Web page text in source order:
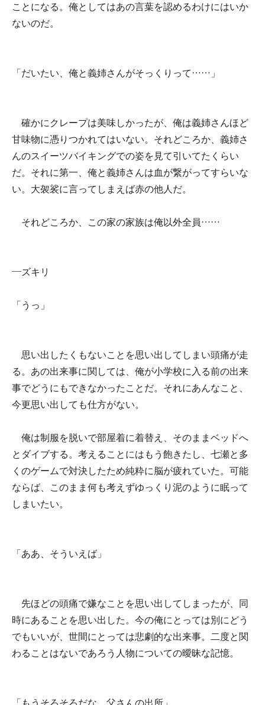
ことになる。 俺としてはあの言葉を認めるわけにはいか
ないのだ。
「だいたい、俺と義姉さんがそっくりって……」
確かにクレープは美味しかったが、俺は義姉さんほど
甘味物に憑りつかれてはいない。それどころか、義姉さ
んのスイーツバイキングでの姿を見て引いてたくらい
だ。それに第一、俺と義姉さんは血が繋がってすらいな
い。大袈裟に言ってしまえば赤の他人だ。
それどころか、この家の家族は俺以外全員……
—ズキリ
「うっ」
思い出したくもないことを思い出してしまい頭痛が走
る。あの出来事に関しては、俺が小学校に入る前の出来
事でどうにもできなかったことだ。それにあんなこと、
今更思い出しても仕方がない。
俺は制服を脱いで部屋着に着替え、そのままベッドへ
とダイブする。考えることにはもう飽きたし、七瀬と多
くのゲームで対決したため純粋に脳が疲れていた。可能
ならば、このまま何も考えずゆっくり泥のように眠って
しまいたい。
「ああ、そういえば」
先ほどの頭痛で嫌なことを思い出してしまったが、同
時にあることを思い出した。今の俺にとっては別にどう
でもいいが、世間にとっては悲劇的な出来事。二度と関
わることはないであろう人物についての曖昧な記憶。
「もうそろそろだな、父さんの出所」